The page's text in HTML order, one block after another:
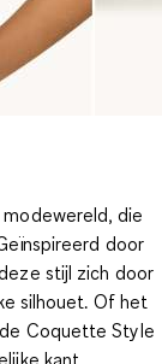
die
door
stijl zich door
silhouet. Of het
Coquette Style
kant